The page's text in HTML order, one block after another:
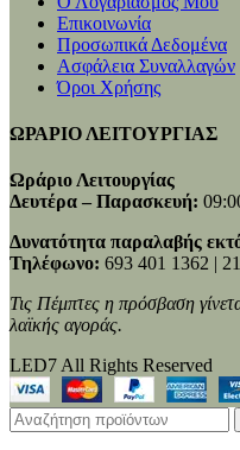
Επικοινωνία
Προσωπικά Δεδομένα
Ασφάλεια Συναλλαγών
Όροι Χρήσης
ΩΡΑΡΙΟ ΛΕΙΤΟΥΡΓΙΑΣ
Ωράριο Λειτουργίας
Δευτέρα – Παρασκευή:
Δυνατότητα παραλαβής
Τηλέφωνο: 693 401 1362 |
Τις Πέμπτες η πρόσβαση
λαϊκής αγοράς.
LED7 All Rights Reserved